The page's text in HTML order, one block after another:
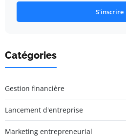
S'inscrire
Catégories
Gestion financière
Lancement d'entreprise
Marketing entrepreneurial